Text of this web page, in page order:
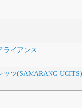
ライアンス
ッツ(SAMARANG UCITS)